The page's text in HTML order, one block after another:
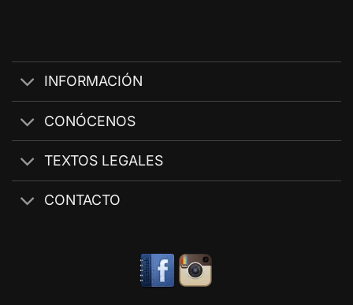
INFORMACIÓN
CONÓCENOS
TEXTOS LEGALES
CONTACTO